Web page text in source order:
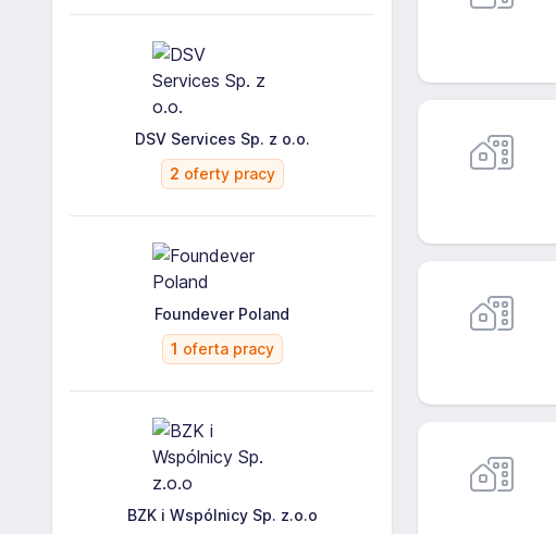
DSV Services Sp. z o.o.
2 oferty pracy
Foundever Poland
1 oferta pracy
BZK i Wspólnicy Sp. z.o.o